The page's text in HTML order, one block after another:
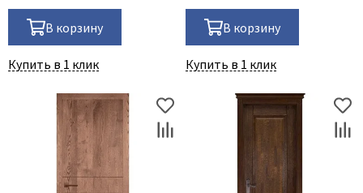
В корзину
Купить в 1 клик
В корзину
Купить в 1 клик